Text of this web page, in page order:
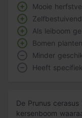
Mooie
Zelfbestuivend
Als leiboom
Bomen
Minder
Heeft
De Prunus
kersenboom